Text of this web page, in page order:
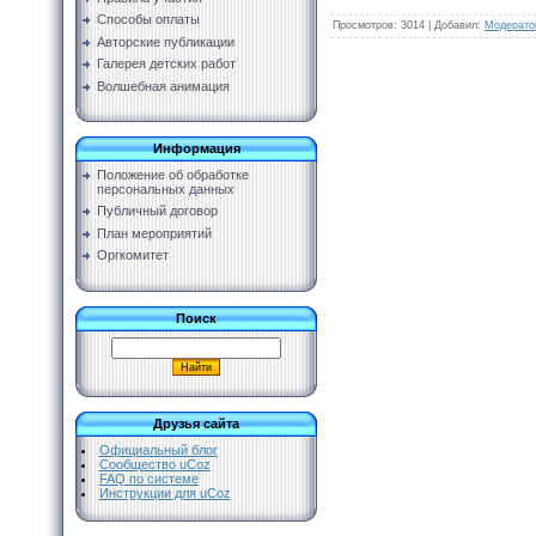
Способы оплаты
Авторские публикации
Галерея детских работ
Волшебная анимация
Информация
Положение об обработке
персональных данных
Публичный договор
План мероприятий
Оргкомитет
Поиск
Друзья сайта
Официальный блог
Сообщество uCoz
FAQ по системе
Инструкции для uCoz
Просмотров: 3014 Добавил: